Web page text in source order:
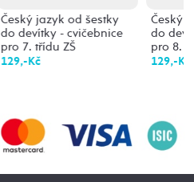
Český jazyk od šestky
do devítky - cvičebnice
pro 7. třídu ZŠ
129,-Kč
Český
do
pro 8.
129,-Kč